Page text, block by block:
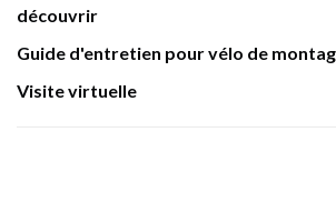
découvrir
Guide d'entretien pour vélo de
Visite virtuelle